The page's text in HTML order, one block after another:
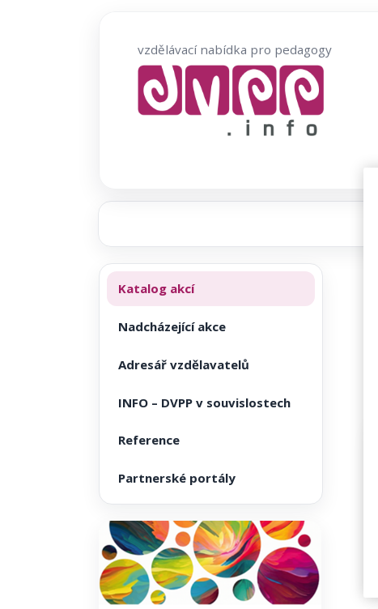
vzdělávací nabídka pro pedagogy
Katalog akcí
Nadcházející akce
Adresář vzdělavatelů
INFO – DVPP v souvislostech
Reference
Partnerské portály